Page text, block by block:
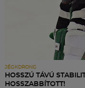
JÉGKORONG
HOSSZÚ TÁVÚ
HOSSZABBÍTOTT!